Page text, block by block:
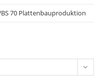
70 Plattenbauproduktion